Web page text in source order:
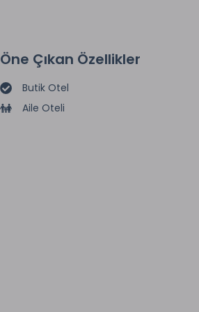
Öne Çıkan Özellikler
Butik Otel
Aile Oteli